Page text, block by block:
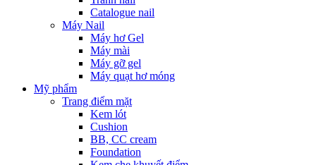
Catalogue nail
Máy Nail
Máy hơ Gel
Máy mài
Máy gỡ gel
Máy quạt hơ móng
Mỹ phẩm
Trang điểm mặt
Kem lót
Cushion
BB, CC cream
Foundation